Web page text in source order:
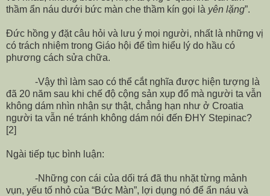
thầm ẩn náu dưới bức màn che thầm kín gọi là yên lặng”.
Đức hồng y đặt câu hỏi và lưu ý mọi người, nhất là những vị
có trách nhiệm trong Giáo hội để tìm hiểu lý do hầu có
phương cách sửa chữa.
-Vậy thì làm sao có thể cắt nghĩa được hiện tượng là
đã 20 năm sau khi chế độ cộng sản xụp đổ mà người ta vẫn
không dám nhìn nhận sự thật, chẳng hạn như ở Croatia
người ta vẫn né tránh không dám nói đến ĐHY Stepinac?
[2]
Ngài tiếp tục bình luận:
-Những con cái của dối trá đã thu nhặt từng mảnh
vụn, yếu tố nhỏ của “Bức Màn”, lợi dụng nó để ẩn náu và